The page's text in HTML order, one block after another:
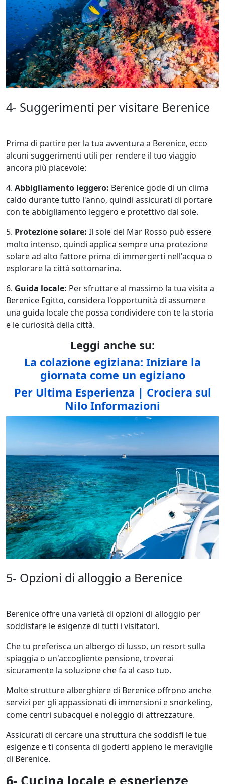
4- Suggerimenti per visitare Berenice
Prima di partire per la tua avventura a Berenice, ecco
alcuni suggerimenti utili per rendere il tuo viaggio
ancora più piacevole:
4. Abbigliamento leggero: Berenice gode di un clima
caldo durante tutto l'anno, quindi assicurati di portare
con te abbigliamento leggero e protettivo dal sole.
5. Protezione solare: Il sole del Mar Rosso può essere
molto intenso, quindi applica sempre una protezione
solare ad alto fattore prima di immergerti nell'acqua o
esplorare la città sottomarina.
6. Guida locale: Per sfruttare al massimo la tua visita a
Berenice Egitto, considera l'opportunità di assumere
una guida locale che possa condividere con te la storia
e le curiosità della città.
Leggi anche su:
La colazione egiziana: Iniziare la
giornata come un egiziano
Per Ultima Esperienza | Crociera sul
Nilo Informazioni
5- Opzioni di alloggio a Berenice
Berenice offre una varietà di opzioni di alloggio per
soddisfare le esigenze di tutti i visitatori.
Che tu preferisca un albergo di lusso, un resort sulla
spiaggia o un'accogliente pensione, troverai
sicuramente la soluzione che fa al caso tuo.
Molte strutture alberghiere di Berenice offrono anche
servizi per gli appassionati di immersioni e snorkeling,
come centri subacquei e noleggio di attrezzature.
Assicurati di cercare una struttura che soddisfi le tue
esigenze e ti consenta di goderti appieno le meraviglie
di Berenice.
6- Cucina locale e esperienze